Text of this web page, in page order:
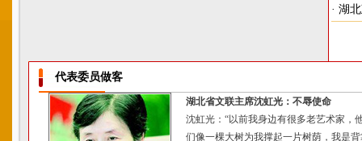
· 湖
代表委员做客
湖北省文联主席沈虹光：不辱使命
沈虹光：“以前我身边有很多老艺术家，
们像一棵大树为我撑起一片树荫，我是